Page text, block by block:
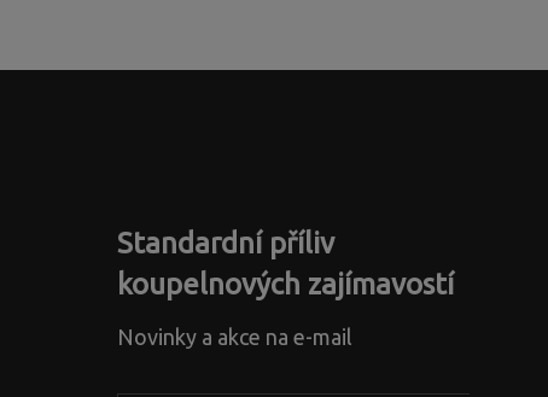
Standardní příliv
koupelnových zajímavostí
Novinky a akce na e-mail